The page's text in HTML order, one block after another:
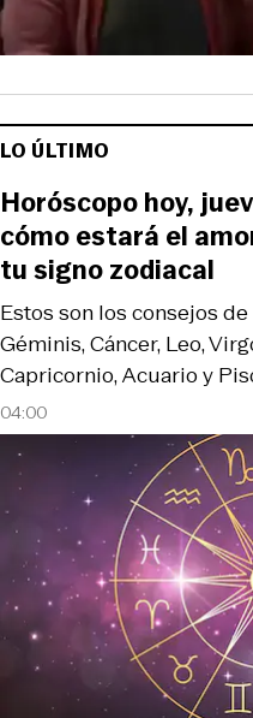
LO ÚLTIMO
04:00
Estos son los consejos
Géminis, Cáncer, Leo,
Capricornio, Acuario y
Horóscopo hoy,
cómo estará el
tu signo zodiacal